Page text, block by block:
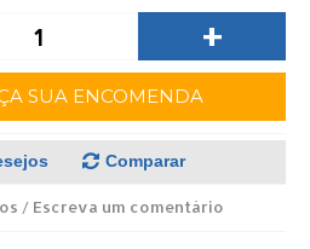
+
SUA ENCOMENDA
Comparar
/ Escreva um comentário